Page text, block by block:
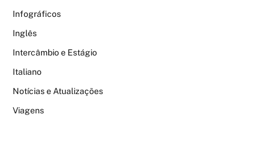
Infográficos
Inglês
Intercâmbio e Estágio
Italiano
Notícias e Atualizações
Viagens